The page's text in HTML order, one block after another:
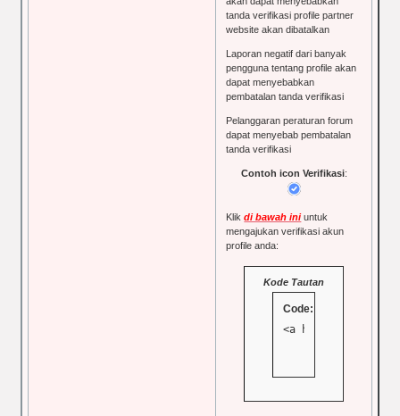
tanda verifikasi profile partner
website akan dibatalkan
Laporan negatif dari banyak
pengguna tentang profile akan
dapat menyebabkan
pembatalan tanda verifikasi
Pelanggaran peraturan forum
dapat menyebab pembatalan
tanda verifikasi
Contoh icon Verifikasi:
Klikdi bawah iniuntuk
mengajukan verifikasi akun
profile anda:
Kode Tautan
Code:
<a href="https://